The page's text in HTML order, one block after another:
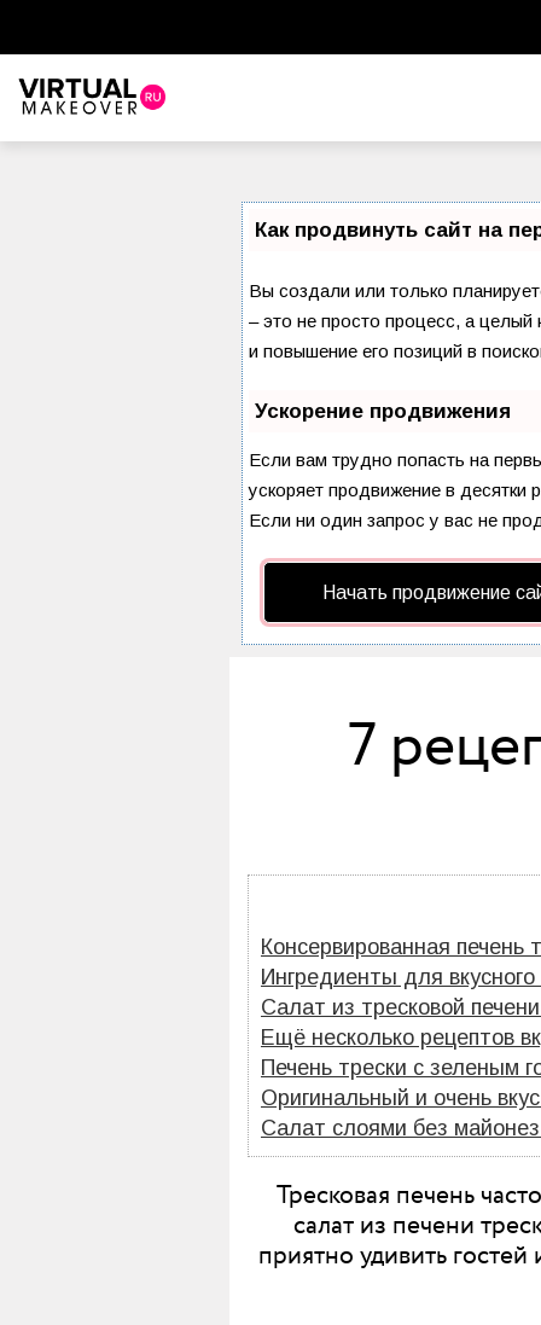
Как продвинуть сайт на
Вы создали или только
– это не просто процесс, а
и повышение его позиций в
Ускорение продвижения
Если вам трудно попасть на
ускоряет продвижение в десятки
Если ни один запрос у вас не
Начать продвижение
7
Консервированная печень
Ингредиенты для
Салат из тресковой
Ещё несколько рецептов
Печень трески с зеленым
Оригинальный и очень
Салат слоями без
Тресковая печень
салат из печени
приятно удивить